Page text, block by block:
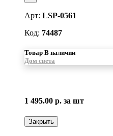
Арт: LSP-0561
Код: 74487
Товар В наличии
Дом света
1 495.00 р. за шт
Закрыть